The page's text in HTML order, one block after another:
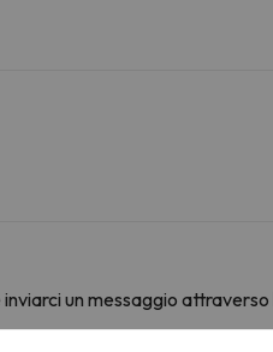
un messaggio attraverso